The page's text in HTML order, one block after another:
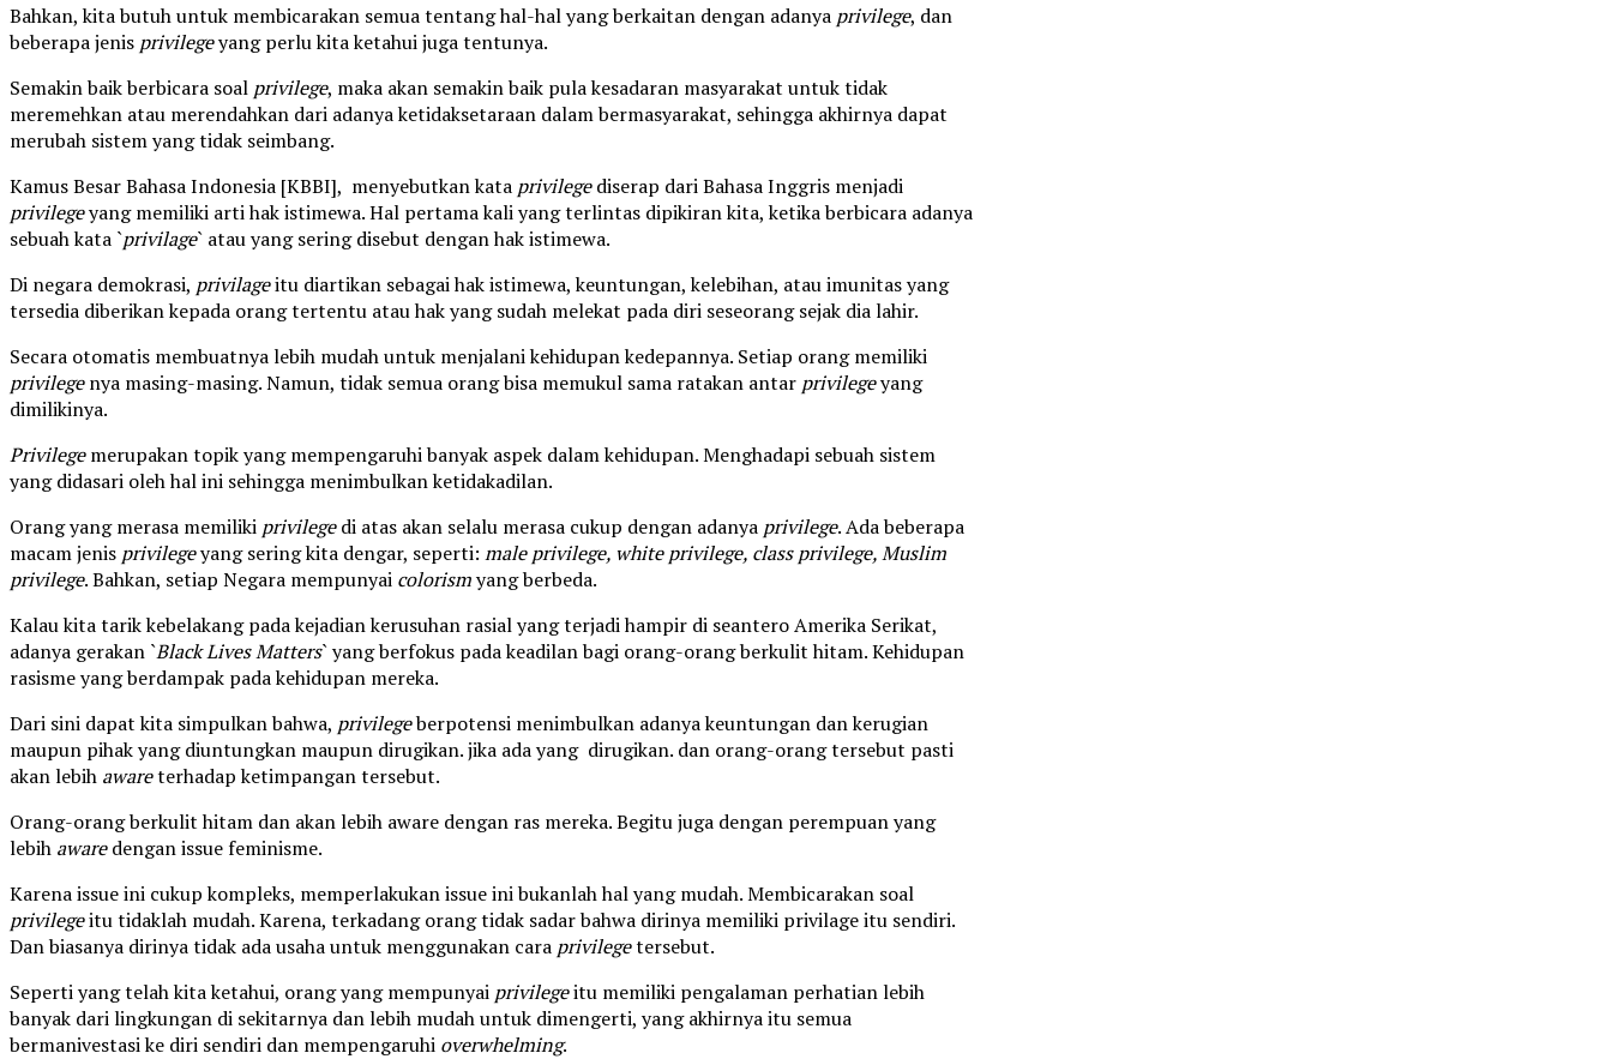
Bahkan, kita butuh untuk membicarakan semua tentang hal-hal yang berkaitan dengan adanya privilege, dan
beberapa jenis privilegeyang perlu kita ketahui juga tentunya.
Semakin baik berbicara soal privilege, maka akan semakin baik pula kesadaran masyarakat untuk tidak
meremehkan atau merendahkan dari adanya ketidaksetaraan dalam bermasyarakat, sehingga akhirnya dapat
merubah sistem yang tidak seimbang.
Kamus Besar Bahasa Indonesia [KBBI], menyebutkan kata privilegediserap dari Bahasa Inggris menjadi
privilegeyang memiliki arti hak istimewa. Hal pertama kali yang terlintas dipikiran kita, ketika berbicara adanya
sebuah kata `privilage` atau yang sering disebut dengan hak istimewa.
Di negara demokrasi, privilageitu diartikan sebagai hak istimewa, keuntungan, kelebihan, atau imunitas yang
tersedia diberikan kepada orang tertentu atau hak yang sudah melekat pada diri seseorang sejak dia lahir.
Secara otomatis membuatnya lebih mudah untuk menjalani kehidupan kedepannya. Setiap orang memiliki
privilegenya masing-masing. Namun, tidak semua orang bisa memukul sama ratakan antar privilegeyang
dimilikinya.
Privilegemerupakan topik yang mempengaruhi banyak aspek dalam kehidupan. Menghadapi sebuah sistem
yang didasari oleh hal ini sehingga menimbulkan ketidakadilan.
Orang yang merasa memiliki privilegedi atas akan selalu merasa cukup dengan adanya privilege. Ada beberapa
macam jenis privilegeyang sering kita dengar, seperti: male privilege, white privilege, class privilege, Muslim
privilege. Bahkan, setiap Negara mempunyai colorismyang berbeda.
Kalau kita tarik kebelakang pada kejadian kerusuhan rasial yang terjadi hampir di seantero Amerika Serikat,
adanya gerakan `Black Lives Matters` yang berfokus pada keadilan bagi orang-orang berkulit hitam. Kehidupan
rasisme yang berdampak pada kehidupan mereka.
Dari sini dapat kita simpulkan bahwa, privilegeberpotensi menimbulkan adanya keuntungan dan kerugian
maupun pihak yang diuntungkan maupun dirugikan. jika ada yang dirugikan. dan orang-orang tersebut pasti
akan lebih awareterhadap ketimpangan tersebut.
Orang-orang berkulit hitam dan akan lebih aware dengan ras mereka. Begitu juga dengan perempuan yang
lebih awaredengan issue feminisme.
Karena issue ini cukup kompleks, memperlakukan issue ini bukanlah hal yang mudah. Membicarakan soal
privilegeitu tidaklah mudah. Karena, terkadang orang tidak sadar bahwa dirinya memiliki privilage itu sendiri.
Dan biasanya dirinya tidak ada usaha untuk menggunakan cara privilegetersebut.
Seperti yang telah kita ketahui, orang yang mempunyai privilegeitu memiliki pengalaman perhatian lebih
banyak dari lingkungan di sekitarnya dan lebih mudah untuk dimengerti, yang akhirnya itu semua
bermanivestasi ke diri sendiri dan mempengaruhi overwhelming.